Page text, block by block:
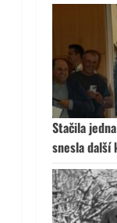
Stačila
snesla další